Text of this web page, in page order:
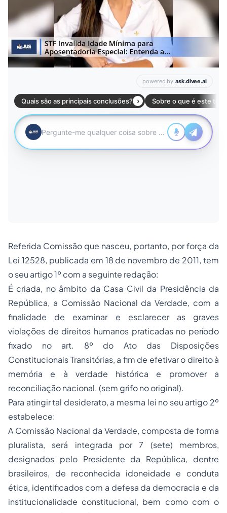
Referida Comissão que nasceu, portanto, por força da
Lei 12528, publicada em 18 de novembro de 2011, tem
o seu artigo 1º com a seguinte redação:
É criada, no âmbito da Casa Civil da Presidência da
República, a Comissão Nacional da Verdade, com a
finalidade de examinar e esclarecer as graves
violações de direitos humanos praticadas no período
fixado no art. 8º do Ato das Disposições
Constitucionais Transitórias, a fim de efetivar o direito à
memória e à verdade histórica e promover a
reconciliação nacional. (sem grifo no original).
Para atingir tal desiderato, a mesma lei no seu artigo 2º
estabelece:
A Comissão Nacional da Verdade, composta de forma
pluralista, será integrada por 7 (sete) membros,
designados pelo Presidente da República, dentre
brasileiros, de reconhecida idoneidade e conduta
ética, identificados com a defesa da democracia e da
institucionalidade constitucional, bem como com o